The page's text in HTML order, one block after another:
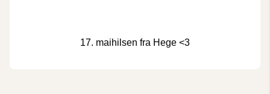
17. maihilsen fra Hege <3